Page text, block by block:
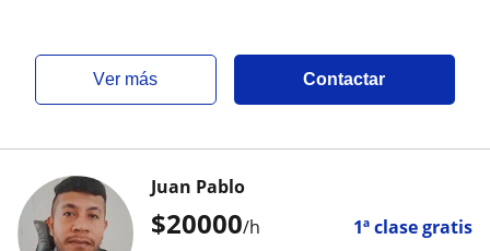
ver más Contactar
$20000/h 1ª clase gratis
Juan Pablo